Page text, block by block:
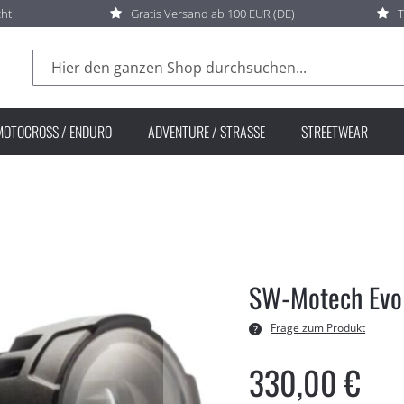
Gratis Versand ab 100 EUR (DE)
Suche
/ ENDURO ADVENTURE / STRASSE STREETWEAR
SW-Motech
Frage zum Produkt
330,00 €